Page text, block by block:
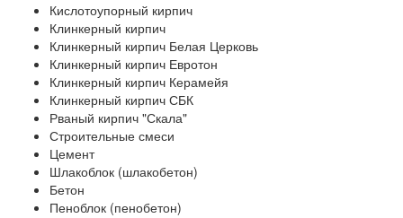
Кислотоупорный кирпич
Клинкерный кирпич
Клинкерный кирпич Белая Церковь
Клинкерный кирпич Евротон
Клинкерный кирпич Керамейя
Клинкерный кирпич СБК
Рваный кирпич "Скала"
Строительные смеси
Цемент
Шлакоблок (шлакобетон)
Бетон
Пеноблок (пенобетон)